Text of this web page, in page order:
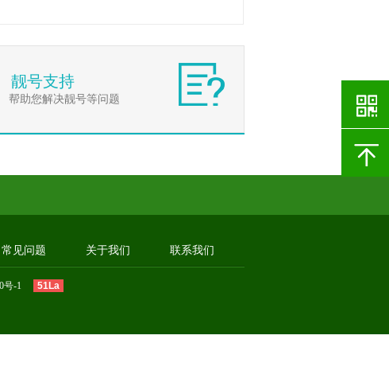
靓号支持
帮助您解决靓号等问题
常见问题 关于我们 联系我们
号-1 51La